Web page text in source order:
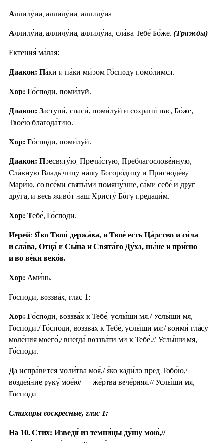
Аллилу́иа, аллилу́иа, аллилу́иа.
Аллилу́иа, аллилу́иа, аллилу́иа, сла́ва Тебе́ Бо́же. (Трижды)
Ектения́ ма́лая:
Диакон: Па́ки и па́ки ми́ром Го́споду помо́лимся.
Хор: Го́споди, поми́луй.
Диакон: Заступи́, спаси́, поми́луй и сохрани́ нас, Бо́же,
Твое́ю благода́тию.
Хор: Го́споди, поми́луй.
Диакон: Пресвяту́ю, Пречи́стую, Преблагослове́нную,
Сла́вную Влады́чицу на́шу Богоро́дицу и Присноде́ву
Мари́ю, со все́ми святы́ми помяну́вше, са́ми себе́ и друг
дру́га, и весь живо́т наш Христу́ Бо́гу предади́м.
Хор: Тебе́, Го́споди.
Иерей: Я́ко Твоя́ держа́ва, и Твое́ есть Ца́рство и си́ла
и сла́ва, Отца́ и Сы́на и Свята́го Ду́ха, ны́не и при́сно
и во ве́ки веко́в.
Хор: Ами́нь.
Го́споди, воззва́х, глас 1:
Хор: Го́споди, воззва́х к Тебе́, услы́ши мя./ Услы́ши мя,
Го́споди./ Го́споди, воззва́х к Тебе́, услы́ши мя:/ вонми́ гла́су
моле́ния моего́,/ внегда́ воззва́ти ми к Тебе́.// Услы́ши мя,
Го́споди.
Да испра́вится моли́тва моя́,/ я́ко кади́ло пред Тобо́ю,/
воздея́ние руку́ мое́ю/ — же́ртва вече́рняя.// Услы́ши мя,
Го́споди.
Стихиры воскресные, глас 1:
На 10. Стих: Изведи́ из темни́цы ду́шу мою́,//